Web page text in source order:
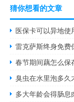
猜你想看的文章
医保卡可以异地使
雷克萨斯终身免费
春节期间藕怎么保
臭虫在水里泡多久
多大年龄会得肠息